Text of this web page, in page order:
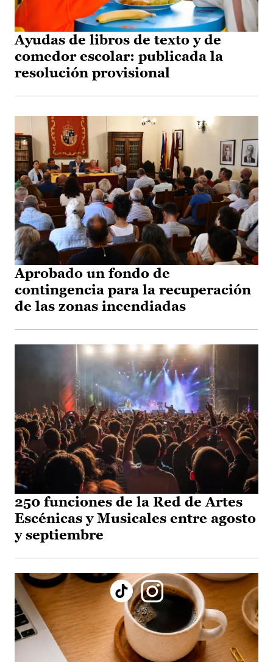
Ayudas de libros de texto y de
comedor escolar: publicada la
resolución provisional
Aprobado un fondo de
contingencia para la recuperación
de las zonas incendiadas
250 funciones de la Red de Artes
Escénicas y Musicales entre agosto
y septiembre